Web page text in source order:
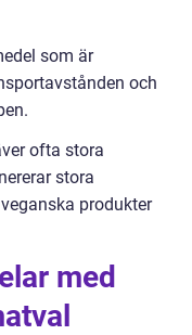
som är
och
ofta stora
stora
produkter
med